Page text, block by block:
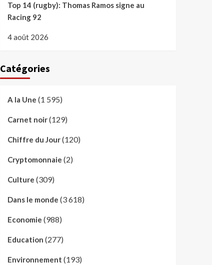
Top 14 (rugby): Thomas Ramos signe au
Racing 92
4 août 2026
Catégories
A la Une (1 595)
Carnet noir(129)
Chiffre du Jour(120)
Cryptomonnaie (2)
Culture (309)
Dans le monde (3 618)
Economie (988)
Education (277)
Environnement (193)